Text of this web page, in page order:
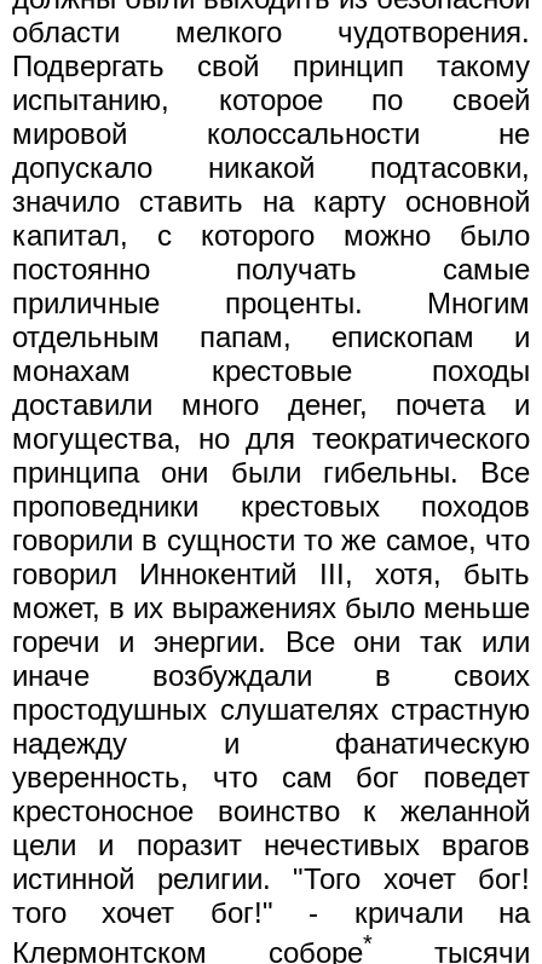
области мелкого чудотворения.
Подвергать свой принцип такому
испытанию, которое по своей
мировой колоссальности не
допускало никакой подтасовки,
значило ставить на карту основной
капитал, с которого можно было
постоянно получать самые
приличные проценты. Многим
отдельным папам, епископам и
монахам крестовые походы
доставили много денег, почета и
могущества, но для теократического
принципа они были гибельны. Все
проповедники крестовых походов
говорили в сущности то же самое, что
говорил Иннокентий III, хотя, быть
может, в их выражениях было меньше
горечи и энергии. Все они так или
иначе возбуждали в своих
простодушных слушателях страстную
надежду и фанатическую
уверенность, что сам бог поведет
крестоносное воинство к желанной
цели и поразит нечестивых врагов
истинной религии. "Того хочет бог!
того хочет бог!" - кричали на
Клермонтском соборе* тысячи